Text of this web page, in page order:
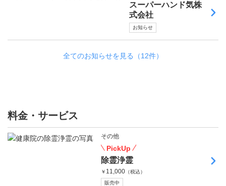
スーパーハンド気株
式会社
お知らせ
全てのお知らせを見る（12件）
料金・サービス
その他
PickUp
除霊浄霊
￥ 11,000 （税込）
販売中